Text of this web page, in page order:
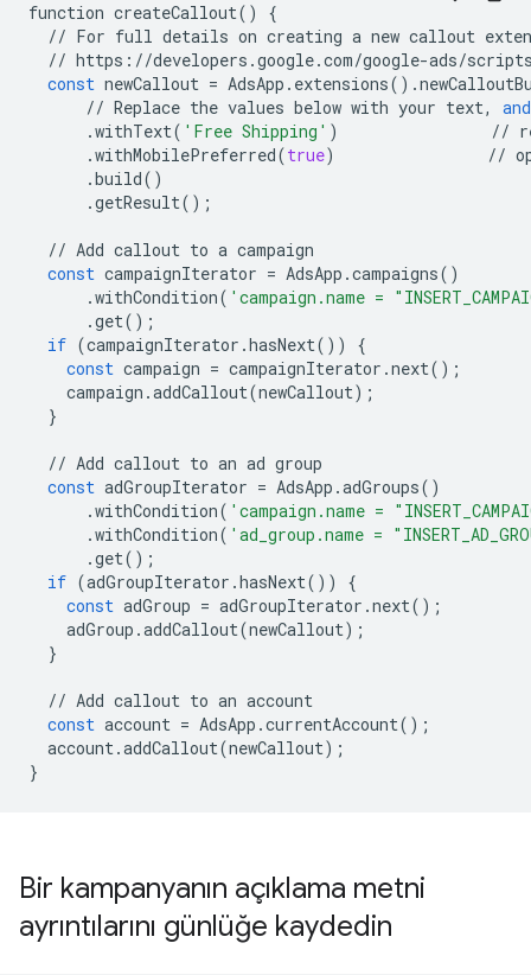
function createCallout()
{
// For full details on creating a new callout
// https : //developers .google.com/google-ads/
const newCallout = AdsApp . extensions() .
// Replace the values below with your text,
and
.withText( 'Free Shipping' ) //
.withMobilePreferred(true) //
.build()
.getResult();
// Add callout to a campaign
const campaignIterator = AdsApp .campaigns()
.withCondition( 'campaign.name =
.get();
if (campaignIterator .hasNext())
{
const campaign = campaignIterator .next();
campaign .addCallout(newCallout);
}
// Add callout to an ad group
const adGroupIterator = AdsApp .adGroups()
.withCondition( 'campaign.name =
.withCondition( 'ad_group.name =
.get();
if (adGroupIterator .hasNext())
{
const adGroup = adGroupIterator .next();
adGroup .addCallout(newCallout);
}
// Add callout to an account
const account = AdsApp .currentAccount();
account.addCallout(newCallout);
}
Bir kampanyanın açıklama metni
ayrıntılarını günlüğe kaydedin